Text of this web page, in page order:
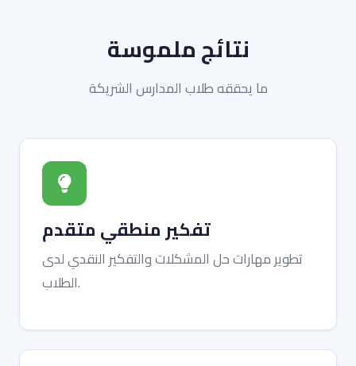
نتائج ملموسة
ما يحققه طلاب المدارس الشريكة
تفكير منطقي متقدم
تطوير مهارات حل المشكلات والتفكير النقدي لدى
الطلاب.